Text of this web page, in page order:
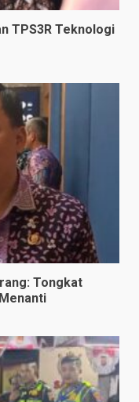
TPS3R Teknologi
Tongkat